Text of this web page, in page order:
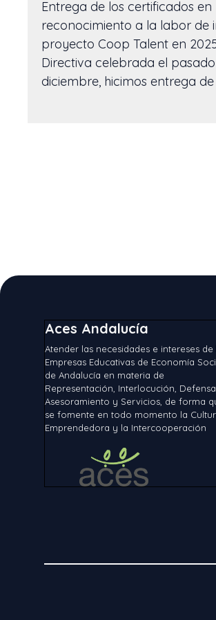
Entrega de los certificados en
reconocimiento a la labor de
proyecto Coop Talent en
Directiva celebrada el pasado
diciembre, hicimos entrega de
Aces Andalucía
Atender las necesidades e intereses de
Empresas Educativas de Economía
de Andalucía en materia de
Representación, Interlocución, Defensa,
Asesoramiento y Servicios, de forma
se fomente en todo momento la
Emprendedora y la Intercooperación